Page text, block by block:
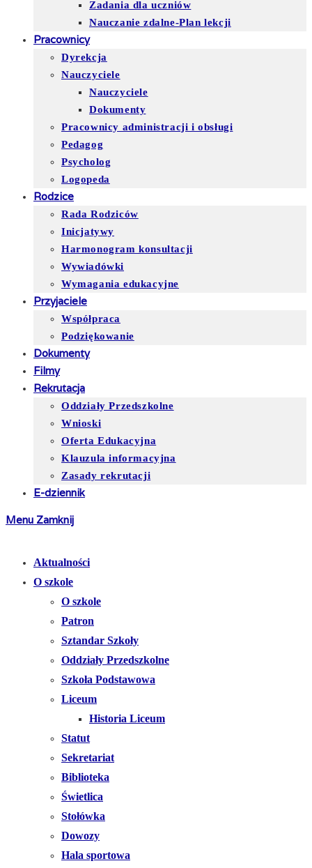
Zadania dla uczniów
Nauczanie zdalne-Plan lekcji
Pracownicy
Dyrekcja
Nauczyciele
Nauczyciele
Dokumenty
Pracownicy administracji i obsługi
Pedagog
Psycholog
Logopeda
Rodzice
Rada Rodziców
Inicjatywy
Harmonogram konsultacji
Wywiadówki
Wymagania edukacyjne
Przyjaciele
Współpraca
Podziękowanie
Dokumenty
Filmy
Rekrutacja
Oddziały Przedszkolne
Wnioski
Oferta Edukacyjna
Klauzula informacyjna
Zasady rekrutacji
E-dziennik
Menu Zamknij
Aktualności
O szkole
O szkole
Patron
Sztandar Szkoły
Oddziały Przedszkolne
Szkoła Podstawowa
Liceum
Historia Liceum
Statut
Sekretariat
Biblioteka
Świetlica
Stołówka
Dowozy
Hala sportowa